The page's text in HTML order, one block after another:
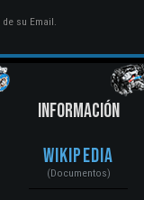
de su Email.
INFORMACIÓN
Wikipedia
(Documentos)